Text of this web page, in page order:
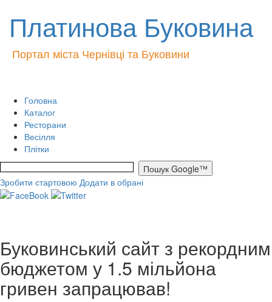
Платинова Буковина
Портал міста Чернівці та Буковини
Головна
Каталог
Ресторани
Весілля
Плітки
Зробити стартовою Додати в обрані
Буковинський сайт з рекордним
бюджетом у 1.5 мільйона
гривен запрацював!